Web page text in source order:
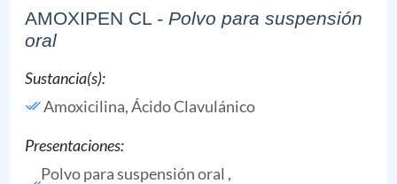
AMOXIPEN CL - Polvo para suspensión
oral
Sustancia(s):
Amoxicilina,Ácido Clavulánico
Presentaciones:
Polvo para suspensión oral ,